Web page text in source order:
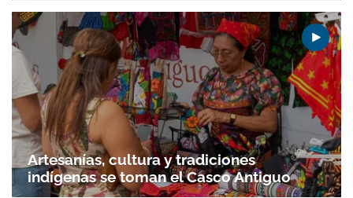
Artesanías, cultura y tradiciones
indígenas se toman el Casco Antiguo